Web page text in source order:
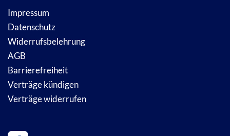
Impressum
Datenschutz
Widerrufsbelehrung
AGB
Barrierefreiheit
Verträge kündigen
Verträge widerrufen